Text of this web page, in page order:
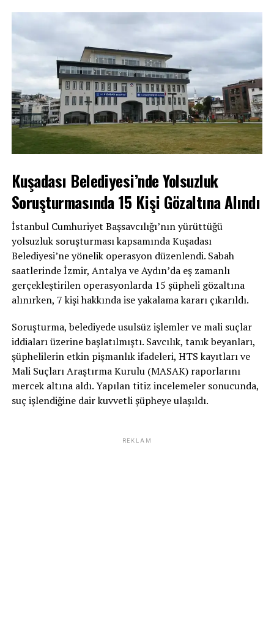
Kuşadası Belediyesi’nde Yolsuzluk
Soruşturmasında 15 Kişi Gözaltına Alındı
İstanbul Cumhuriyet Başsavcılığı’nın yürüttüğü
yolsuzluk soruşturması kapsamında Kuşadası
Belediyesi’ne yönelik operasyon düzenlendi. Sabah
saatlerinde İzmir, Antalya ve Aydın’da eş zamanlı
gerçekleştirilen operasyonlarda 15 şüpheli gözaltına
alınırken, 7 kişi hakkında ise yakalama kararı çıkarıldı.
Soruşturma, belediyede usulsüz işlemler ve mali suçlar
iddiaları üzerine başlatılmıştı. Savcılık, tanık beyanları,
şüphelilerin etkin pişmanlık ifadeleri, HTS kayıtları ve
Mali Suçları Araştırma Kurulu (MASAK) raporlarını
mercek altına aldı. Yapılan titiz incelemeler sonucunda,
suç işlendiğine dair kuvvetli şüpheye ulaşıldı.
REKLAM